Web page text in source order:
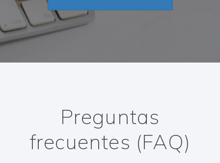
Preguntas
frecuentes (FAQ)